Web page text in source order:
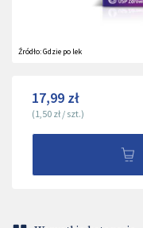
Źródło:Gdzie po lek
17,99 zł
(1,50 zł / szt.)